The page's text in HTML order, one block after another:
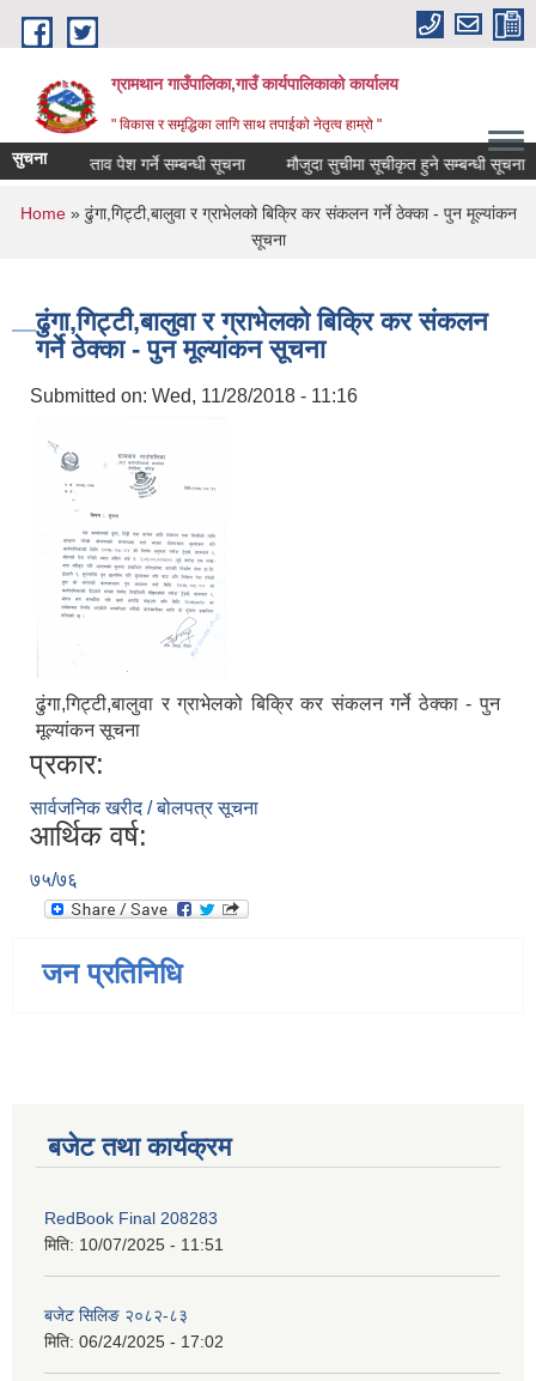
Skip to main content
ग्रामथान गाउँपालिका,गाउँ कार्यपालिकाको कार्यालय
" विकास र समृद्धिका लागि साथ तपाईको नेतृत्व हाम्रो "
सुचना
आर्थिक प्रस्ताव पेश गर्ने सम्बन्धी सूचना मौजुदा सुचीमा सूचीकृत हुने सम्बन्धी सूचना
You are here
Home» ढुंगा,गिट्टी,बालुवा र ग्राभेलको बिक्रि कर संकलन गर्ने ठेक्का - पुन मूल्यांकन
सूचना
ढुंगा,गिट्टी,बालुवा र ग्राभेलको बिक्रि कर संकलन
गर्ने ठेक्का - पुन मूल्यांकन सूचना
Submitted on: Wed, 11/28/2018 - 11:16
ढुंगा,गिट्टी,बालुवा र ग्राभेलको बिक्रि कर संकलन गर्ने ठेक्का - पुन
मूल्यांकन सूचना
प्रकार:
सार्वजनिक खरीद / बोलपत्र सूचना
आर्थिक वर्ष:
७५/७६
जन प्रतिनिधि
बजेट तथा कार्यक्रम
RedBook Final 208283
मिति: 10/07/2025 - 11:51
बजेट सिलिङ २०८२-८३
मिति: 06/24/2025 - 17:02